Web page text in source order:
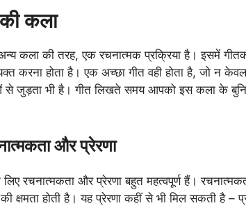
कला
कला की तरह, एक रचनात्मक प्रक्रिया है। इसमें
करना होता है। एक अच्छा गीत वही होता है, जो न
से जुड़ता भी है। गीत लिखते समय आपको इस कला के
और प्रेरणा
रचनात्मकता और प्रेरणा बहुत महत्वपूर्ण हैं।
क्षमता होती है। यह प्रेरणा कहीं से भी मिल सकती है –